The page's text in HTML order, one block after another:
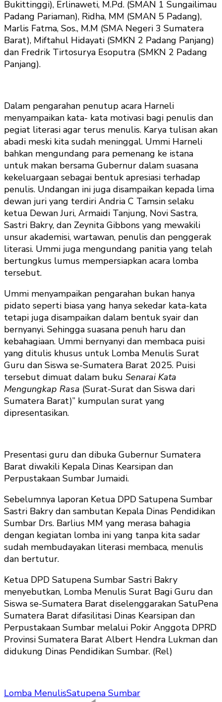
Bukittinggi), Erlinaweti, M.Pd. (SMAN 1 Sungailimau
Padang Pariaman), Ridha, MM (SMAN 5 Padang),
Marlis Fatma, Sos., M.M (SMA Negeri 3 Sumatera
Barat), Miftahul Hidayati (SMKN 2 Padang Panjang)
dan Fredrik Tirtosurya Esoputra (SMKN 2 Padang
Panjang).
Dalam pengarahan penutup acara Harneli
menyampaikan kata- kata motivasi bagi penulis dan
pegiat literasi agar terus menulis. Karya tulisan akan
abadi meski kita sudah meninggal. Ummi Harneli
bahkan mengundang para pemenang ke istana
untuk makan bersama Gubernur dalam suasana
kekeluargaan sebagai bentuk apresiasi terhadap
penulis. Undangan ini juga disampaikan kepada lima
dewan juri yang terdiri Andria C Tamsin selaku
ketua Dewan Juri, Armaidi Tanjung, Novi Sastra,
Sastri Bakry, dan Zeynita Gibbons yang mewakili
unsur akademisi, wartawan, penulis dan penggerak
literasi. Ummi juga mengundang panitia yang telah
bertungkus lumus mempersiapkan acara lomba
tersebut.
Ummi menyampaikan pengarahan bukan hanya
pidato seperti biasa yang hanya sekedar kata-kata
tetapi juga disampaikan dalam bentuk syair dan
bernyanyi. Sehingga suasana penuh haru dan
kebahagiaan. Ummi bernyanyi dan membaca puisi
yang ditulis khusus untuk Lomba Menulis Surat
Guru dan Siswa se-Sumatera Barat 2025. Puisi
tersebut dimuat dalam buku Senarai Kata
Mengungkap Rasa (Surat-Surat dan Siswa dari
Sumatera Barat)” kumpulan surat yang
dipresentasikan.
Presentasi guru dan dibuka Gubernur Sumatera
Barat diwakili Kepala Dinas Kearsipan dan
Perpustakaan Sumbar Jumaidi.
Sebelumnya laporan Ketua DPD Satupena Sumbar
Sastri Bakry dan sambutan Kepala Dinas Pendidikan
Sumbar Drs. Barlius MM yang merasa bahagia
dengan kegiatan lomba ini yang tanpa kita sadar
sudah membudayakan literasi membaca, menulis
dan bertutur.
Ketua DPD Satupena Sumbar Sastri Bakry
menyebutkan, Lomba Menulis Surat Bagi Guru dan
Siswa se-Sumatera Barat diselenggarakan SatuPena
Sumatera Barat difasilitasi Dinas Kearsipan dan
Perpustakaan Sumbar melalui Pokir Anggota DPRD
Provinsi Sumatera Barat Albert Hendra Lukman dan
didukung Dinas Pendidikan Sumbar. (Rel)
Lomba MenulisSatupena Sumbar